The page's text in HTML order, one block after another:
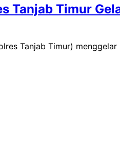
Tanjab Timur
Tanjab Timur)